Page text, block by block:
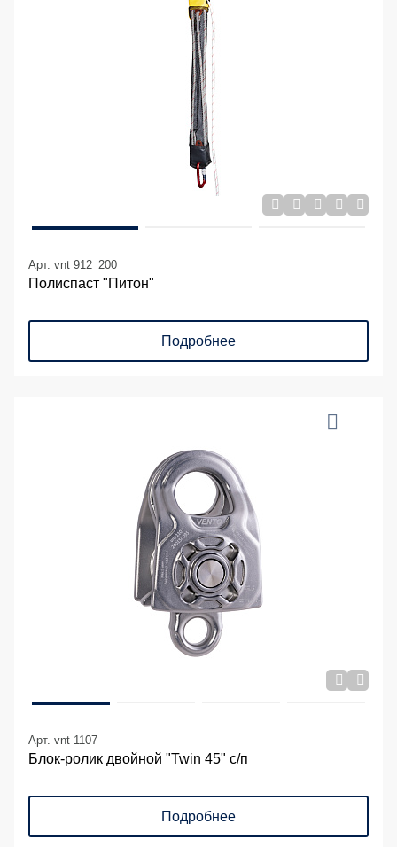
Арт. vnt 912_200
Полиспаст "Питон"
Подробнее
Арт. vnt 1107
Блок-ролик двойной "Twin 45" с/п
Подробнее